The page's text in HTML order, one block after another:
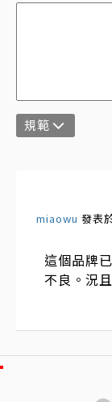
規範
miaowu 發表
這個品牌
不良。況